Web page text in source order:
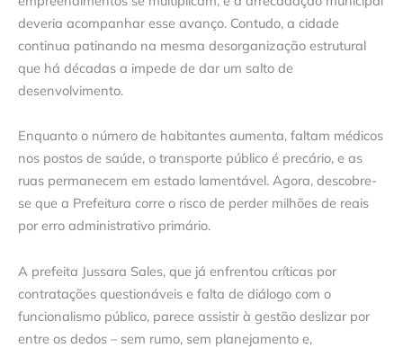
deveria acompanhar esse avanço. Contudo, a cidade
continua patinando na mesma desorganização estrutural
que há décadas a impede de dar um salto de
desenvolvimento.
Enquanto o número de habitantes aumenta, faltam médicos
nos postos de saúde, o transporte público é precário, e as
ruas permanecem em estado lamentável. Agora, descobre-
se que a Prefeitura corre o risco de perder milhões de reais
por erro administrativo primário.
A prefeita Jussara Sales, que já enfrentou críticas por
contratações questionáveis e falta de diálogo com o
funcionalismo público, parece assistir à gestão deslizar por
entre os dedos – sem rumo, sem planejamento e,